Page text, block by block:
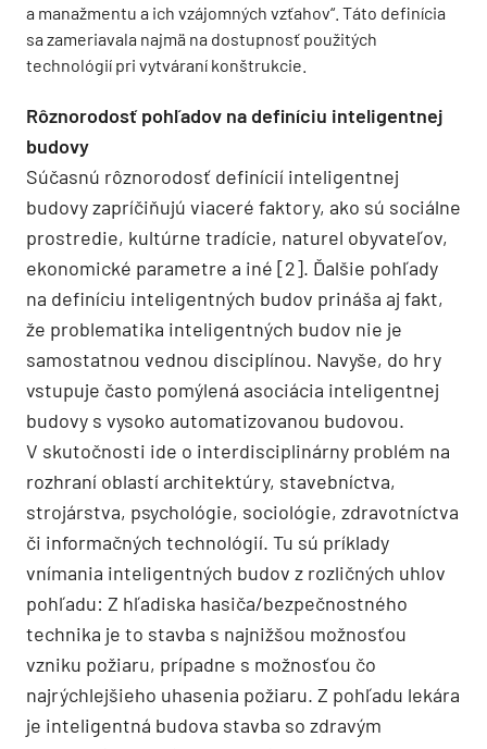
a manažmentu a ich vzájomných vzťahov“. Táto definícia
sa zameriavala najmä na dostupnosť použitých
technológií pri vytváraní konštrukcie.
Rôznorodosť pohľadov na definíciu inteligentnej
budovy
Súčasnú rôznorodosť definícií inteligentnej
budovy zapríčiňujú viaceré faktory, ako sú sociálne
prostredie, kultúrne tradície, naturel obyvateľov,
ekonomické parametre a iné [2]. Ďalšie pohľady
na definíciu inteligentných budov prináša aj fakt,
že problematika inteligentných budov nie je
samostatnou vednou disciplínou. Navyše, do hry
vstupuje často pomýlená asociácia inteligentnej
budovy s vysoko automatizovanou budovou.
V skutočnosti ide o interdisciplinárny problém na
rozhraní oblastí architektúry, stavebníctva,
strojárstva, psychológie, sociológie, zdravotníctva
či informačných technológií. Tu sú príklady
vnímania inteligentných budov z rozličných uhlov
pohľadu: Z hľadiska hasiča/bezpečnostného
technika je to stavba s najnižšou možnosťou
vzniku požiaru, prípadne s možnosťou čo
najrýchlejšieho uhasenia požiaru. Z pohľadu lekára
je inteligentná budova stavba so zdravým